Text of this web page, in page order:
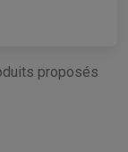
proposés